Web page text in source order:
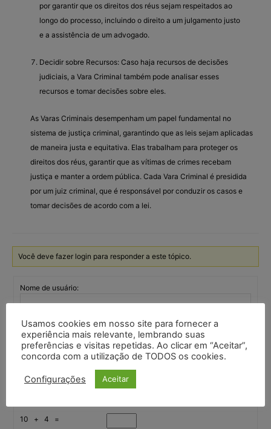
por garantir que os direitos dos réus sejam respeitados ao
longo do processo, incluindo o direito a um julgamento justo
e a assistência de um advogado.
Decidir sobre Recursos: Caso haja recursos de decisões
judiciais, a Vara Criminal também pode analisar esses
recursos e tomar decisões sobre eles.
As Varas Criminais desempenham um papel fundamental no
sistema de justiça criminal, garantindo que as leis sejam aplicadas
de maneira justa e equitativa. Elas trabalham para proteger os
direitos dos réus, garantir que as vítimas de crimes recebam
justiça e manter a ordem pública. Cada Vara Criminal é presidida
por um juiz criminal, que é responsável por conduzir os casos e
tomar decisões de acordo com a lei.
Você deve fazer login para responder a este tópico.
Nome de usuário:
Senha:
autenticado
Confirme que você é uma pessoa
10 + 4 =
Usamos cookies em nosso site para fornecer a
experiência mais relevante, lembrando suas
preferências e visitas repetidas. Ao clicar em “Aceitar”,
concorda com a utilização de TODOS os cookies.
Configurações Aceitar